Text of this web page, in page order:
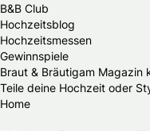
B&B Club
Hochzeitsblog
Hochzeitsmessen
Gewinnspiele
Braut & Bräutigam Magazin
Teile deine Hochzeit oder
Home